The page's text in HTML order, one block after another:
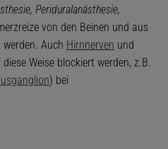
Periduralanästhesie,
von den Beinen und aus
Auch Hirnnerven und
Weise blockiert werden, z.B.
) bei